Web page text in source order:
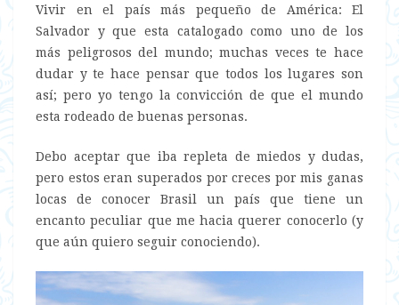
Vivir en el país más pequeño de América: El
Salvador y que esta catalogado como uno de los
más peligrosos del mundo; muchas veces te hace
dudar y te hace pensar que todos los lugares son
así; pero yo tengo la convicción de que el mundo
esta rodeado de buenas personas.
Debo aceptar que iba repleta de miedos y dudas,
pero estos eran superados por creces por mis ganas
locas de conocer Brasil un país que tiene un
encanto peculiar que me hacia querer conocerlo (y
que aún quiero seguir conociendo).